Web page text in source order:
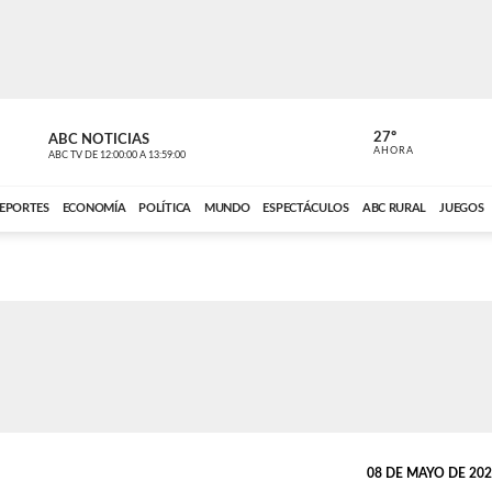
ABC NOTICIAS
ABC TV DE 12:00:00 A 13:59:00 ABC CARDINAL
27º
AHORA
ECONOMÍA POLÍTICA MUNDO ESPECTÁCULOS ABC RURAL JUEGOS
08 DE MAYO DE